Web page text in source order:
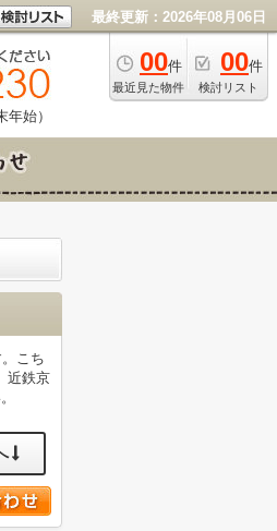
最終更新：2026年08月06日
00件
最近見た物件
00件
検討リスト
始）
こち
近鉄京